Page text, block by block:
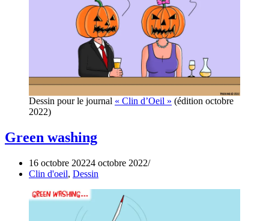
Dessin pour le journal « Clin d’Oeil » (édition octobre
2022)
Green washing
16 octobre 20224 octobre 2022
Clin d'oeil, Dessin